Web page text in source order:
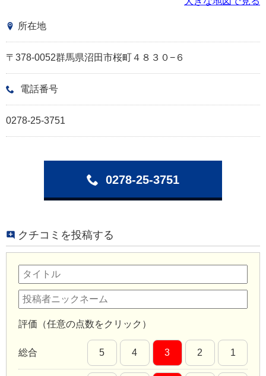
所在地
〒378-0052群馬県沼田市桜町４８３０−６
電話番号
0278-25-3751
0278-25-3751
クチコミを投稿する
評価（任意の点数をクリック）
総合 5 4 3 2 1